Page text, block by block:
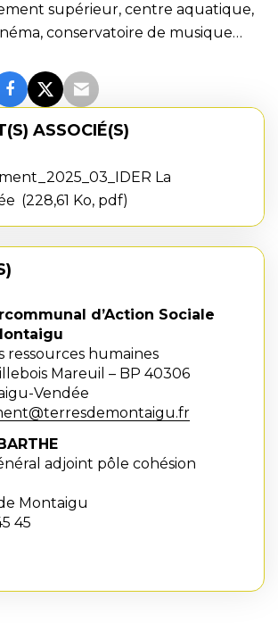
supérieur, centre aquatique,
conservatoire de musique…
ASSOCIÉ(S)
La
228,61 Ko, pdf
d’Action Sociale
ressources humaines
Mareuil – BP 40306
Vendée
adjoint pôle cohésion
Montaigu
45